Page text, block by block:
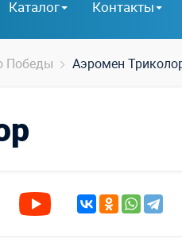
Каталог Контакты
Победы Аэромен